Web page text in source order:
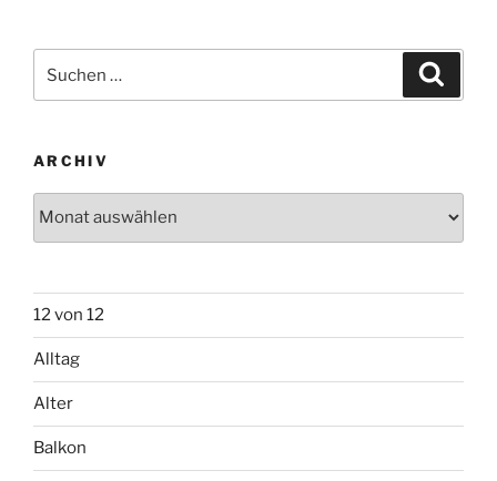
nach:
ARCHIV
12 von 12
Alltag
Alter
Balkon